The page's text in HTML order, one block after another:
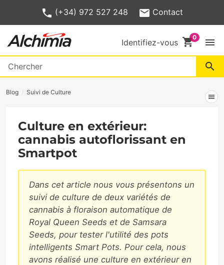
(+34) 972 527 248 Contact
Identifiez-vous shopping_cart menu
search
Blog Suivi de Culture
menu
Culture en extérieur:
cannabis autoflorissant en
Smartpot
Dans cet article nous vous présentons un
suivi de culture de deux variétés de
cannabis à floraison automatique de
Royal Queen Seeds et de Samsara
Seeds, pour tester l'utilité des pots
intelligents Smart Pots. Pour cela, nous
avons réalisé une culture en extérieur en